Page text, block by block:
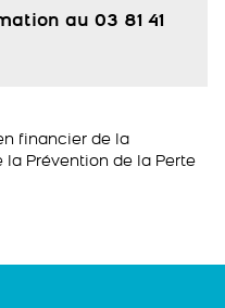
au 03 81 41
financier de la
Prévention de la Perte